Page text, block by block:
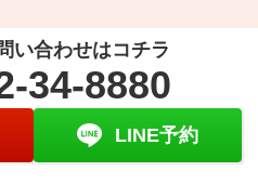
い合わせはコチラ
34-8880
LINE予約